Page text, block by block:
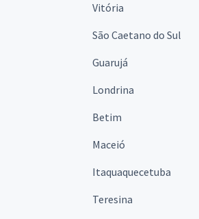
Vitória
São Caetano do Sul
Guarujá
Londrina
Betim
Maceió
Itaquaquecetuba
Teresina